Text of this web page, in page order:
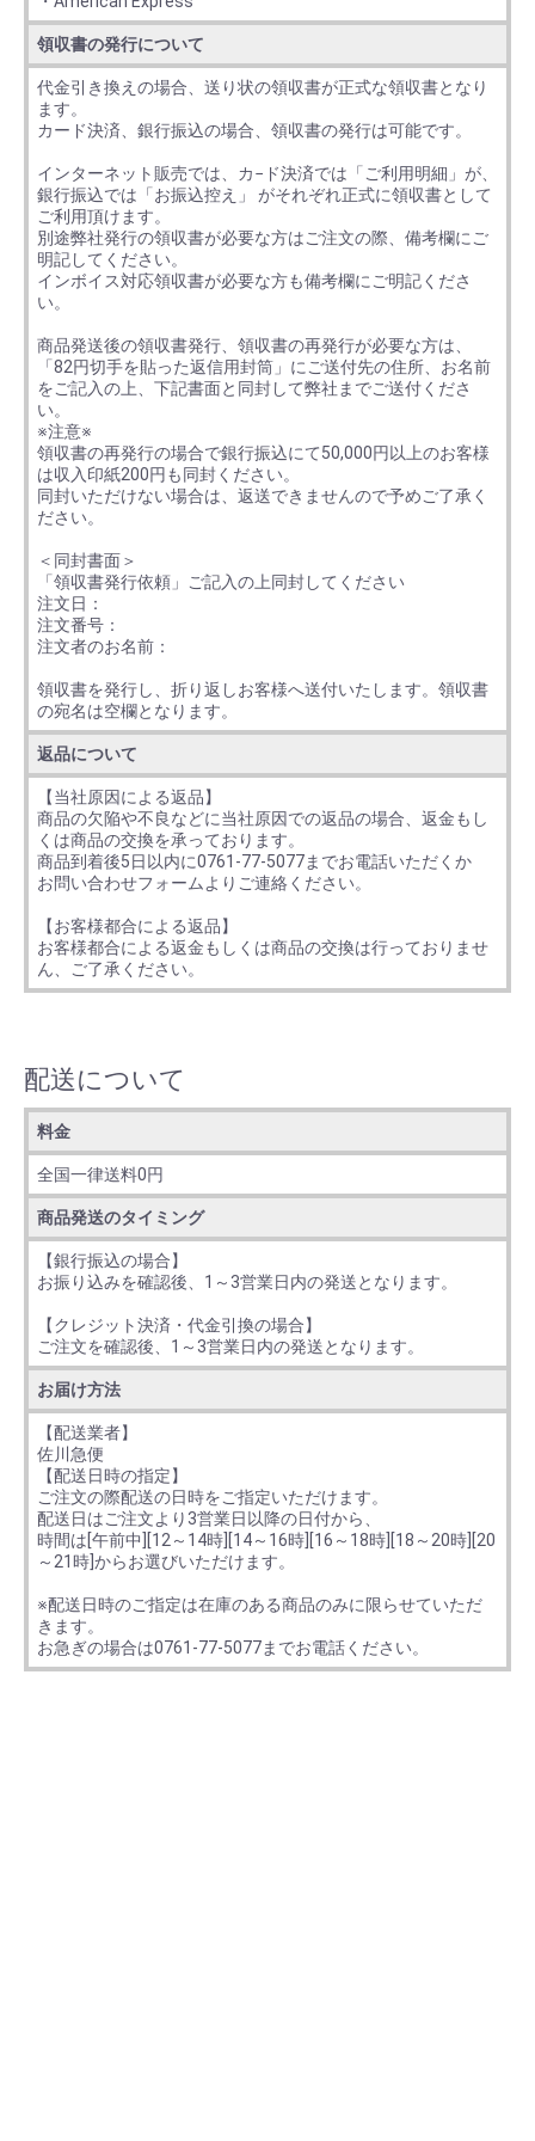
領収書の発行について
代金引き換えの場合、送り状の領収書が正式な領収書となり
ます。
カード決済、銀行振込の場合、領収書の発行は可能です。
インターネット販売では、カ−ド決済では「ご利用明細」が、
銀行振込では「お振込控え」 がそれぞれ正式に領収書として
ご利用頂けます。
別途弊社発行の領収書が必要な方はご注文の際、備考欄にご
明記してください。
インボイス対応領収書が必要な方も備考欄にご明記くださ
い。
商品発送後の領収書発行、領収書の再発行が必要な方は、
「82円切手を貼った返信用封筒」にご送付先の住所、お名前
をご記入の上、下記書面と同封して弊社までご送付くださ
い。
※注意※
領収書の再発行の場合で銀行振込にて50,000円以上のお客様
は収入印紙200円も同封ください。
同封いただけない場合は、返送できませんので予めご了承く
ださい。
＜同封書面＞
「領収書発行依頼」ご記入の上同封してください
注文日：
注文番号：
注文者のお名前：
領収書を発行し、折り返しお客様へ送付いたします。領収書
の宛名は空欄となります。
返品について
【当社原因による返品】
商品の欠陥や不良などに当社原因での返品の場合、返金もし
くは商品の交換を承っております。
商品到着後5日以内に0761-77-5077までお電話いただくか
お問い合わせフォームよりご連絡ください。
【お客様都合による返品】
お客様都合による返金もしくは商品の交換は行っておりませ
ん、ご了承ください。
配送について
料金
全国一律送料0円
商品発送のタイミング
【銀行振込の場合】
お振り込みを確認後、1～3営業日内の発送となります。
【クレジット決済・代金引換の場合】
ご注文を確認後、1～3営業日内の発送となります。
お届け方法
【配送業者】
佐川急便
【配送日時の指定】
ご注文の際配送の日時をご指定いただけます。
配送日はご注文より3営業日以降の日付から、
時間は[午前中][12～14時][14～16時][16～18時][18～20時][20
～21時]からお選びいただけます。
※配送日時のご指定は在庫のある商品のみに限らせていただ
きます。
お急ぎの場合は0761-77-5077までお電話ください。